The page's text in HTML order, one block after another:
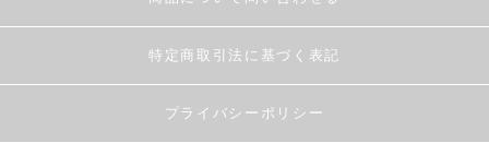
特定商取引法に基づく表記
プライバシーポリシー